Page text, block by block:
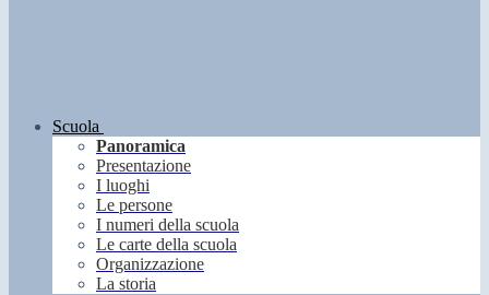
Scuola
Panoramica
Presentazione
I luoghi
Le persone
I numeri della scuola
Le carte della scuola
Organizzazione
La storia